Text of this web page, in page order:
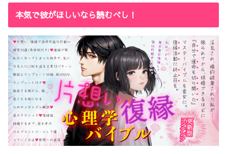
本気で彼がほしいなら読むべし！